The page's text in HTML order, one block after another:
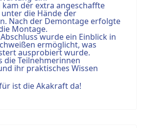
kam der extra angeschaffte
die Hände der
Nach der Demontage erfolgte
Montage.
wurde ein Einblick in
ermöglicht, was
ausprobiert wurde.
die Teilnehmerinnen
ihr praktisches Wissen
ist die Akakraft da!